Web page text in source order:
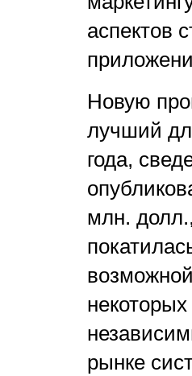
аспектов
Новую
лучший
года,
млн.
рынке